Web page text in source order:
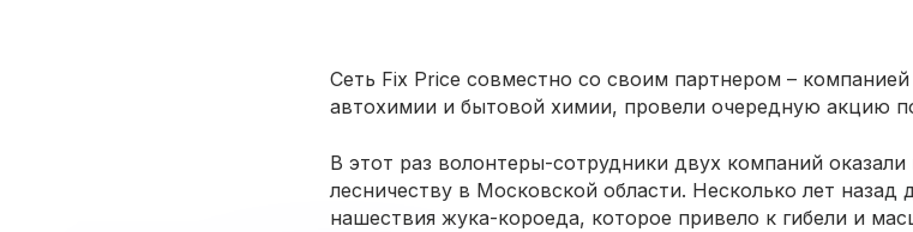
Сеть Fix Price совместно со своим партнером –
автохимии и бытовой химии, провели очередную акцию
В этот раз волонтеры-сотрудники двух компаний
лесничеству в Московской области. Несколько лет назад
нашествия жука-короеда, которое привело к гибели и